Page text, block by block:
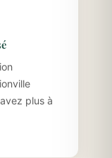
plus à